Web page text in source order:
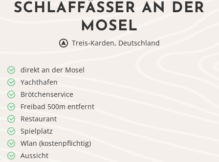
SCHLAFFÄSSER AN DER
MOSEL
Treis-Karden, Deutschland
direkt an der Mosel
Yachthafen
Brötchenservice
Freibad 500m entfernt
Restaurant
Spielplatz
Wlan (kostenpflichtig)
Aussicht